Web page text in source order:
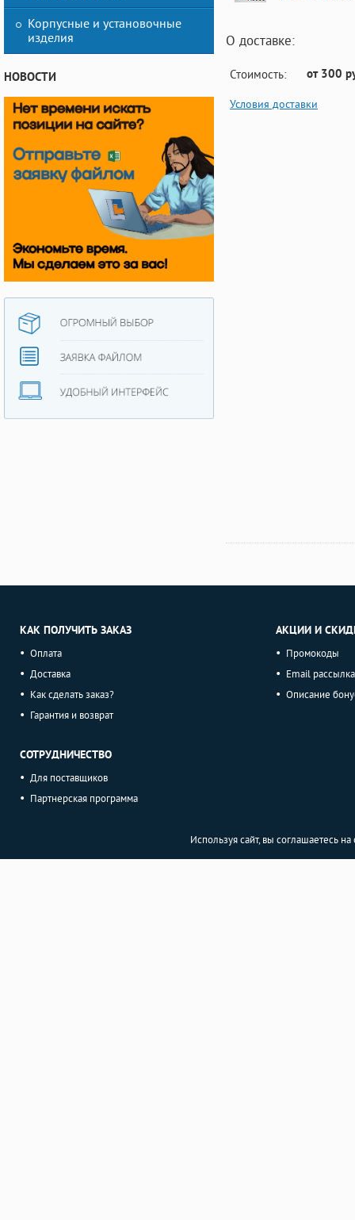
Корпусные и установочные
изделия
НОВОСТИ
О доставке:
Стоимость: от 300
Условия доставки
КАК ПОЛУЧИТЬ ЗАКАЗ
Оплата
Доставка
Как сделать заказ?
Гарантия и возврат
СОТРУДНИЧЕСТВО
Для поставщиков
Партнерская программа
АКЦИИ И
Промокоды
Email рассылка
Описание
Используя сайт, вы соглашаетесь